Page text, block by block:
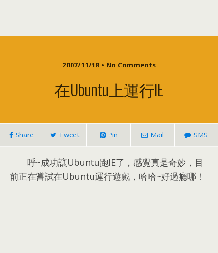
2007/11/18 • No Comments
在Ubuntu上運行IE
Share Tweet Pin Mail SMS
呼~成功讓Ubuntu跑IE了 ， 感覺真是奇妙 ， 目
前正在嘗試在Ubuntu運行遊戲 ， 哈哈~好過癮哪！